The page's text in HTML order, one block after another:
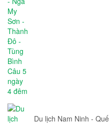
Du lịch Nam Ninh -